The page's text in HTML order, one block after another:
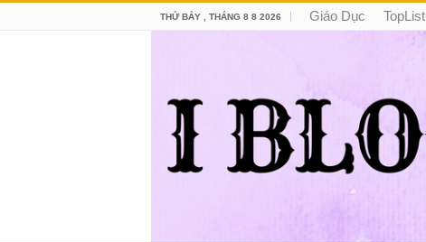
THỨ BẢY , THÁNG 8 8 2026 Giáo Dục TopList